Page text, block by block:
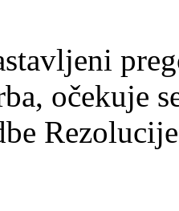
očekuje